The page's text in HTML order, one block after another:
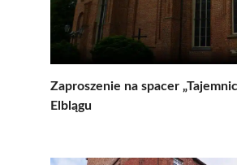
Zaproszenie na spacer
Elblągu